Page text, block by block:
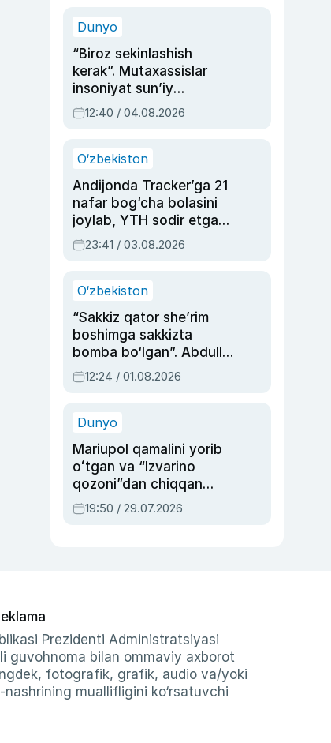
Dunyo
“Biroz sekinlashish
kerak”. Mutaxassislar
insoniyat sun’iy
intellektni boshqara
olmay qolishidan xavotir
12:40 / 04.08.2026
O‘zbekiston
Andijonda Tracker’ga 21
nafar bog‘cha bolasini
joylab, YTH sodir etgan
ayolga sud hukmi o‘qildi
23:41 / 03.08.2026
O‘zbekiston
“Sakkiz qator she’rim
boshimga sakkizta
bomba bo‘lgan”. Abdulla
Oripovni siyosiy
ayblovlardan asrab
12:24 / 01.08.2026
Dunyo
Mariupol qamalini yorib
oʻtgan va “Izvarino
qozoni”dan chiqqan
qahramon — Ukraina
armiyasi bosh
19:50 / 29.07.2026
Prezidenti Administratsiyasi
guvohnoma bilan ommaviy axborot
fotografik, grafik, audio va/yoki
muallifligini ko‘rsatuvchi